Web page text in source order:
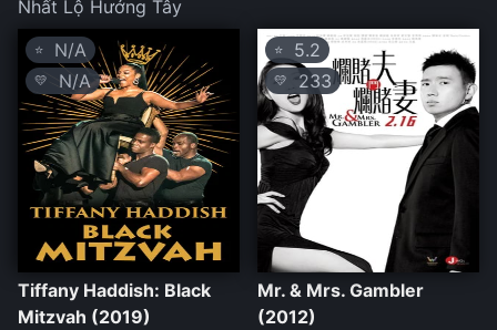
Nhất Lộ Hướng Tây
⭐ N/A
💛 N/A
Tiffany Haddish: Black
Mitzvah (2019)
⭐ 5.2
💛 233
Mr. & Mrs. Gambler
(2012)